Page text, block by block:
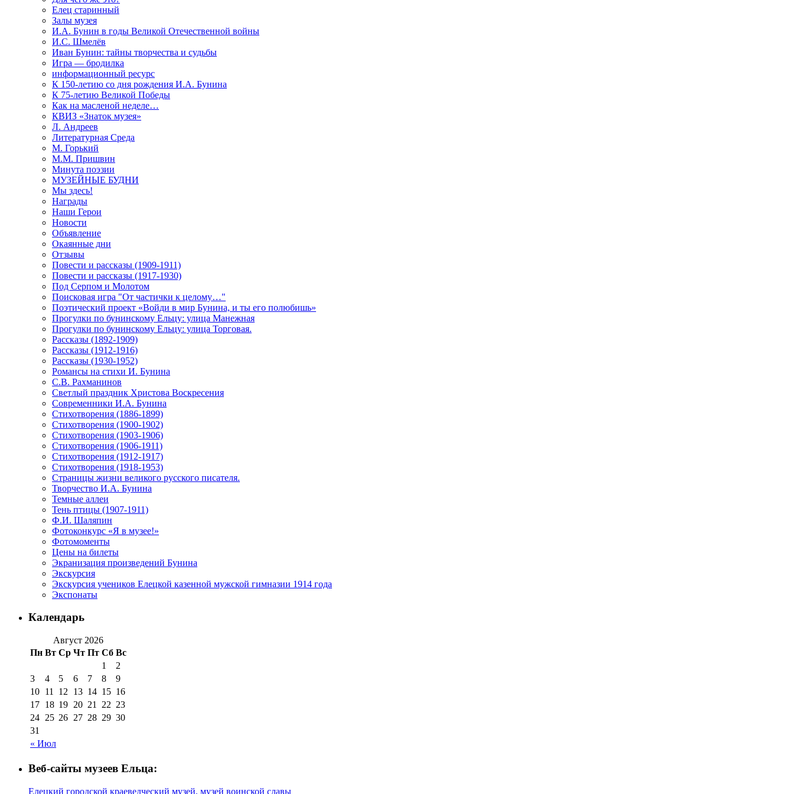
Елец старинный
Залы музея
И.А. Бунин в годы Великой Отечественной войны
И.С. Шмелёв
Иван Бунин: тайны творчества и судьбы
Игра — бродилка
информационный ресурс
К 150-летию со дня рождения И.А. Бунина
К 75-летию Великой Победы
Как на масленой неделе…
КВИЗ «Знаток музея»
Л. Андреев
Литературная Среда
М. Горький
М.М. Пришвин
Минута поэзии
МУЗЕЙНЫЕ БУДНИ
Мы здесь!
Награды
Наши Герои
Новости
Объявление
Окаянные дни
Отзывы
Повести и рассказы (1909-1911)
Повести и рассказы (1917-1930)
Под Серпом и Молотом
Поисковая игра "От частички к целому…"
Поэтический проект «Войди в мир Бунина, и ты его полюбишь»
Прогулки по бунинскому Ельцу: улица Манежная
Прогулки по бунинскому Ельцу: улица Торговая.
Рассказы (1892-1909)
Рассказы (1912-1916)
Рассказы (1930-1952)
Романсы на стихи И. Бунина
С.В. Рахманинов
Светлый праздник Христова Воскресения
Современники И.А. Бунина
Стихотворения (1886-1899)
Стихотворения (1900-1902)
Стихотворения (1903-1906)
Стихотворения (1906-1911)
Стихотворения (1912-1917)
Стихотворения (1918-1953)
Страницы жизни великого русского писателя.
Творчество И.А. Бунина
Темные аллеи
Тень птицы (1907-1911)
Ф.И. Шаляпин
Фотоконкурс «Я в музее!»
Фотомоменты
Цены на билеты
Экранизация произведений Бунина
Экскурсия
Экскурсия учеников Елецкой казенной мужской гимназии 1914 года
Экспонаты
Календарь
Август 2026
Пн Вт Ср Чт Пт Сб Вс
« Июл
1
2
3
4 5 6 7 8
9
10 11 12 13 14 15 16
17 18 19 20 21 22 23
24 25 26 27 28 29 30
31
Веб-сайты музеев Ельца:
Елецкий городской краеведческий музей, музей воинской славы